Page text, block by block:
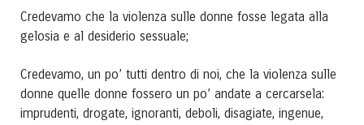
Credevamo che la violenza sulle donne fosse legata alla
gelosia e al desiderio sessuale;
Credevamo, un po’ tutti dentro di noi, che la violenza sulle
donne quelle donne fossero un po’ andate a cercarsela:
imprudenti, drogate, ignoranti, deboli, disagiate, ingenue,